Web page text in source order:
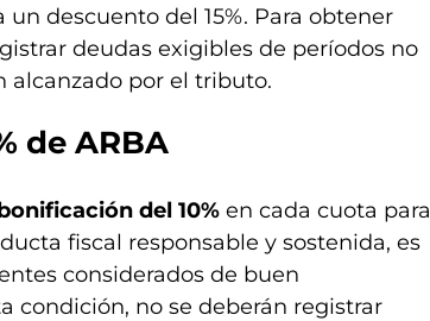
descuento del 15%. Para obtener
deudas exigibles de períodos no
alcanzado por el tributo.
de ARBA
del 10% en cada cuota para
fiscal responsable y sostenida, es
considerados de buen
condición, no se deberán registrar